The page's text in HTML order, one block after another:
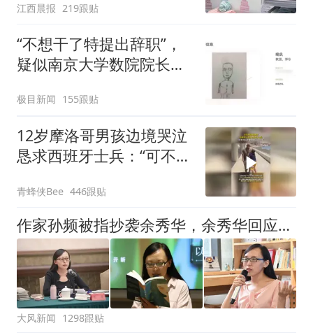
核实完毕后会回电
江西晨报 219跟贴
“不想干了特提出辞职”，
疑似南京大学数院院长辞
良教授已卸任院长一职，
不清楚辞职信来源；曾用
手绘图做头像
极目新闻 155跟贴
12岁摩洛哥男孩边境哭泣
恳求西班牙士兵：“可不可
青蜂侠Bee 446跟贴
作家孙频被指抄袭余秀华，余秀华回应：看到了，给老子等着
大风新闻 1298跟贴